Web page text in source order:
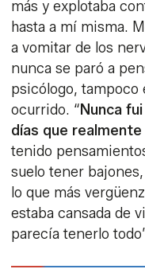
más y explotaba
hasta a mí misma.
a vomitar de los
nunca se paró a
psicólogo, tampoco
ocurrido. “Nunca
días que
tenido
suelo tener
lo que más
estaba cansada de
parecía tenerlo